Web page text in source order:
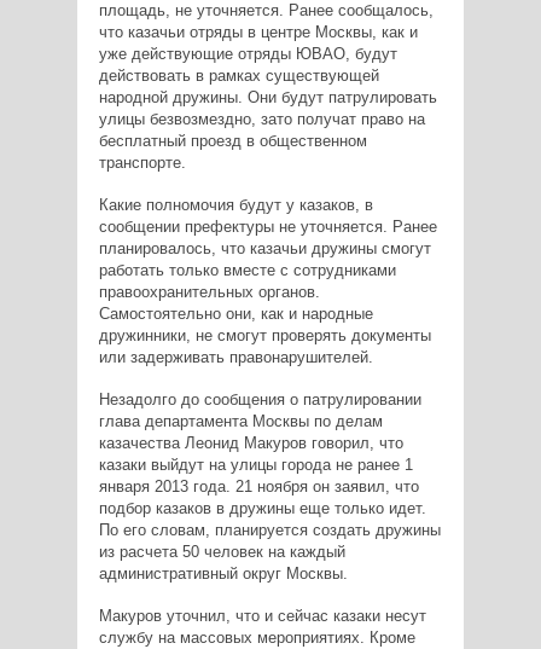
площадь, не уточняется. Ранее сообщалось,
что казачьи отряды в центре Москвы, как и
уже действующие отряды ЮВАО, будут
действовать в рамках существующей
народной дружины. Они будут патрулировать
улицы безвозмездно, зато получат право на
бесплатный проезд в общественном
транспорте.
Какие полномочия будут у казаков, в
сообщении префектуры не уточняется. Ранее
планировалось, что казачьи дружины смогут
работать только вместе с сотрудниками
правоохранительных органов.
Самостоятельно они, как и народные
дружинники, не смогут проверять документы
или задерживать правонарушителей.
Незадолго до сообщения о патрулировании
глава департамента Москвы по делам
казачества Леонид Макуров говорил, что
казаки выйдут на улицы города не ранее 1
января 2013 года. 21 ноября он заявил, что
подбор казаков в дружины еще только идет.
По его словам, планируется создать дружины
из расчета 50 человек на каждый
административный округ Москвы.
Макуров уточнил, что и сейчас казаки несут
службу на массовых мероприятиях. Кроме